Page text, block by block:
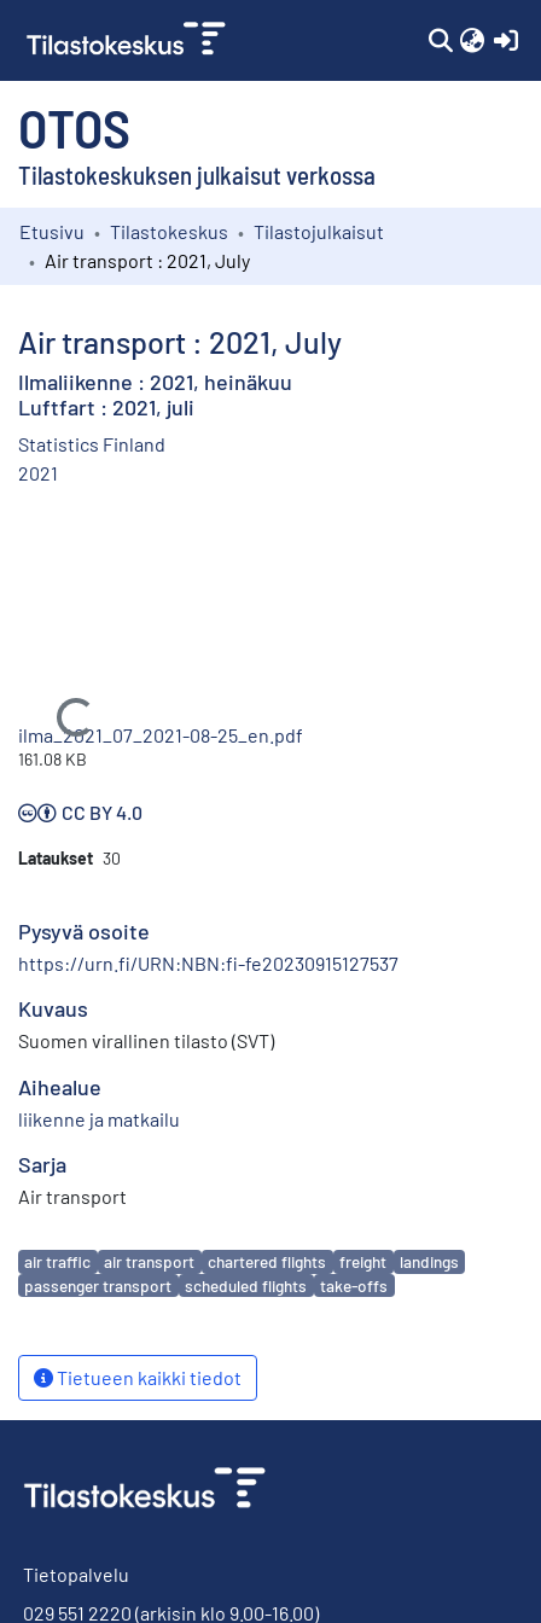
OTOS
Tilastokeskuksen julkaisut verkossa
Kokoelmat
Etusivu Tilastokeskus
Tilastojulkaisut
Air transport : 2021, July
Air transport : 2021, July
Ilmaliikenne : 2021, heinäkuu
Luftfart : 2021, juli
Statistics Finland
2021
Ladataan...
ilma_2021_07_2021-08-25_en.pdf
161.08 KB
CC BY 4.0
Lataukset 30
Pysyvä osoite
https://urn.fi/URN:NBN:fi-fe20230915127537
Kuvaus
Suomen virallinen tilasto (SVT)
Aihealue
liikenne ja matkailu
Sarja
Air transport
Avainsanat
air traffic air transport chartered flights freight
landings
passenger transport
scheduled flights take-offs
Tietueen kaikki tiedot
Tietopalvelu
029 551 2220 (arkisin klo 9.00-16.00)